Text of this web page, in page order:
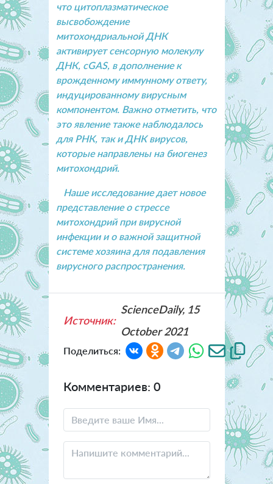
что цитоплазматическое
высвобождение
митохондриальной ДНК
активирует сенсорную молекулу
ДНК, cGAS, в дополнение к
врожденному иммунному ответу,
индуцированному вирусным
компонентом. Важно отметить, что
это явление также наблюдалось
для РНК, так и ДНК вирусов,
которые направлены на биогенез
митохондрий.
Наше исследование дает новое
представление о стрессе
митохондрий при вирусной
инфекции и о важной защитной
системе хозяина для подавления
вирусного распространения.
Источник:
ScienceDaily, 15
October 2021
Поделиться:
Комментариев: 0